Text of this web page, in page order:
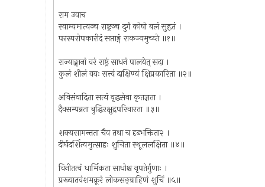
राम उवाच
स्वाम्यमात्यञ्च राष्ट्रञ्च दुर्गं कोषो बलं सुहृतं ।
परस्परोपकारीदं सप्ताङ्गं राकज्यमुच्य्ते ॥१॥
राज्याङ्गानां वरं राष्ट्रं साधनं पालयेत् सदा ।
कुलं शीलं वयः सत्त्वं दाक्षिण्यं क्षिप्रकारिता ॥२॥
अविसंवादिता सत्यं वृद्धसेवा कृतज्ञता ।
दैवसम्पन्नता बुद्धिरक्षुद्रपरिवारता ॥३॥
शक्यसामन्तता चैव तथा च दृढभक्तिता२ ।
दीर्घदर्शित्वमुत्साहः शुचिता स्थूललक्षिता ॥४॥
विनीतत्वं धार्मिकता साधोश्च नृपतेर्गुणाः ।
प्रख्यातवंशमक्रूरं लोकसङ्‌ग्राहिणं शुचिं ॥५॥